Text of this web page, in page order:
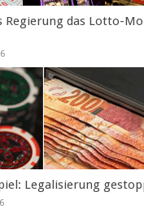
Regierung das Lotto-
Legalisierung